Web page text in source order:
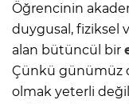
Öğrencinin
duygusal, fiziksel
alan bütüncül bir
Çünkü günümüz
olmak yeterli